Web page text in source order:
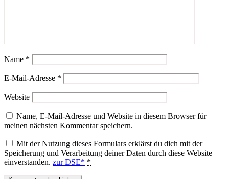
Name *
E-Mail-Adresse *
Website
Name, E-Mail-Adresse und Website in diesem Browser für
meinen nächsten Kommentar speichern.
Mit der Nutzung dieses Formulars erklärst du dich mit der
Speicherung und Verarbeitung deiner Daten durch diese Website
einverstanden. zur DSE* *